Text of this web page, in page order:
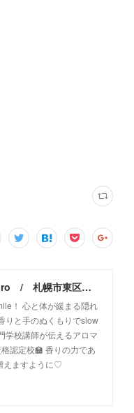
MoonLeaf sapporo / 札幌市東区の100種類以上の香りが楽しめるアロマスクール＆トリートメントサロン
！ 心と体が緩まる隠れ
りと手のぬくもりでslow
学校講師が伝えるアロマ
認定校🏫 香りの力であ
えますように♡